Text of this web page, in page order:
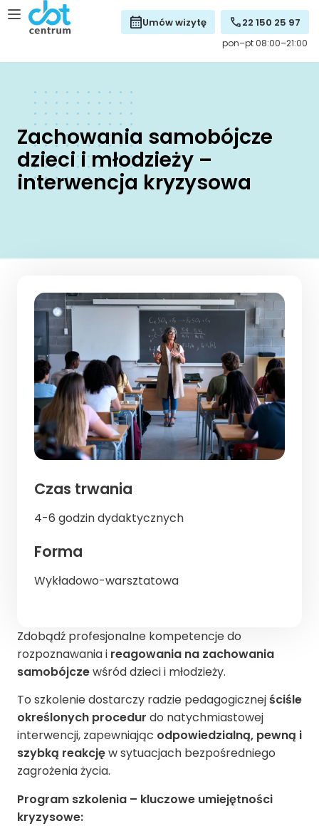
Umów wizytę 22 150 25 97
pon–pt 08:00–21:00
Zachowania samobójcze
dzieci i młodzieży –
interwencja kryzysowa
Zdobądź profesjonalne kompetencje do
rozpoznawania i reagowania na zachowania
samobójczewśród dzieci i młodzieży.
To szkolenie dostarczy radzie pedagogicznejściśle
określonych procedur do natychmiastowej
interwencji, zapewniając odpowiedzialną, pewną i
szybką reakcjęw sytuacjach bezpośredniego
zagrożenia życia.
Program szkolenia – kluczowe umiejętności
kryzysowe:
Czas trwania
4-6 godzin dydaktycznych
Forma
Wykładowo-warsztatowa